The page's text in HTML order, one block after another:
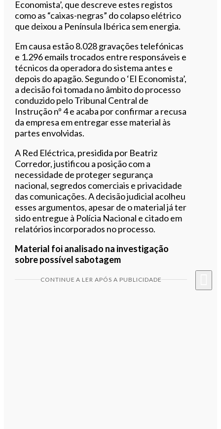
Economista’, que descreve estes registos
como as “caixas-negras” do colapso elétrico
que deixou a Península Ibérica sem energia.
Em causa estão 8.028 gravações telefónicas
e 1.296 emails trocados entre responsáveis e
técnicos da operadora do sistema antes e
depois do apagão. Segundo o ‘El Economista’,
a decisão foi tomada no âmbito do processo
conduzido pelo Tribunal Central de
Instrução nº 4 e acaba por confirmar a recusa
da empresa em entregar esse material às
partes envolvidas.
A Red Eléctrica, presidida por Beatriz
Corredor, justificou a posição com a
necessidade de proteger segurança
nacional, segredos comerciais e privacidade
das comunicações. A decisão judicial acolheu
esses argumentos, apesar de o material já ter
sido entregue à Polícia Nacional e citado em
relatórios incorporados no processo.
Material foi analisado na investigação
sobre possível sabotagem
CONTINUE A LER APÓS A PUBLICIDADE